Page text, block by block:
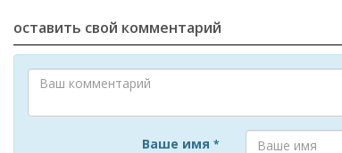
оставить свой комментарий
Ваше имя *